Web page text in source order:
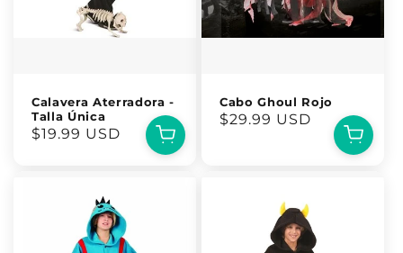
Calavera Aterradora -
Talla Única
Precio
$19.99 USD
Cabo Ghoul Rojo
Precio
$29.99 USD